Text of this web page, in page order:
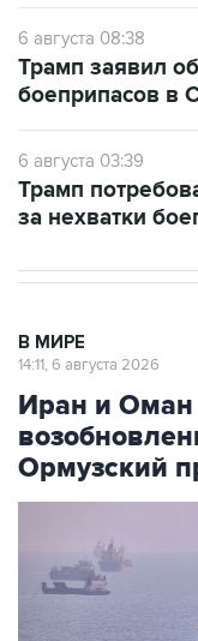
6 августа 08:38
Трамп заявил
боеприпасов в
6 августа 03:39
Трамп
за нехватки
В МИРЕ
14:11, 6 августа 2026
Иран и Оман
Ормузский